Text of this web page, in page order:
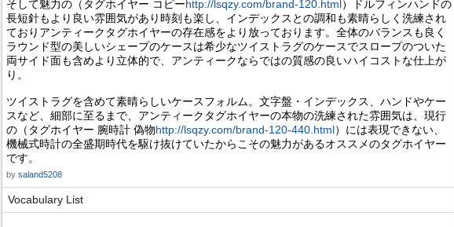
そして魅力の（タグホイヤー コピーhttp://lsqzy.com/brand-120.html）ドルフィンハンドの
長短針もより良い雰囲気があり時刻も楽し、インデックスとの調和も素晴らしく洗練され
ておりアンティークタグホイヤーの存在感をより放っております。全体のバランスも良く
ラウンド型の美しいシェープのケースは希少なツイストラグのケースでスロープのついた
両サイド面も含めより立体的で、アンティークならではの質感の良いハイコストな仕上が
り。
ツイストラグを含めて素晴らしいケースフォルム。文字盤・インデックス、ハンドやケー
スなど、細部に至るまで、アンティークタグホイヤーの本物の洗練された雰囲気は、現行
の（タグホイヤー 腕時計 偽物http://lsqzy.com/brand-120-440.html）には表現できない、
機械式時計の全盛期時代を駆け抜けていたからこその魅力があるオススメのタグホイヤー
です。
by saland5208
Vocabulary List